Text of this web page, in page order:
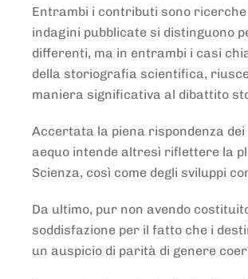
Entrambi i contributi sono
indagini pubblicate si distinguono
differenti, ma in entrambi i casi
della storiografia scientifica,
maniera significativa al dibattito
Accertata la piena rispondenza
aequo intende altresì riflettere la
Scienza, così come degli sviluppi
Da ultimo, pur non avendo
soddisfazione per il fatto che i
un auspicio di parità di genere